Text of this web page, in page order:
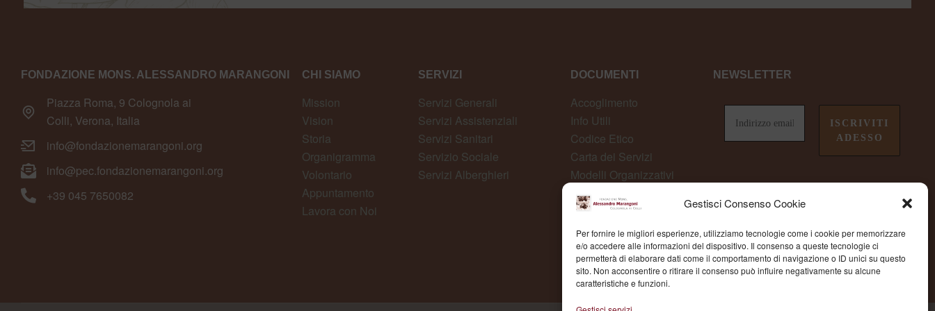
Gestisci Consenso Cookie
Per fornire le migliori esperienze, utilizziamo tecnologie come i cookie per memorizzare
e/o accedere alle informazioni del dispositivo. Il consenso a queste tecnologie ci
permetterà di elaborare dati come il comportamento di navigazione o ID unici su questo
sito. Non acconsentire o ritirare il consenso può influire negativamente su alcune
caratteristiche e funzioni.
FONDAZIONE MONS. ALESSANDRO MARANGONI
Piazza Roma, 9 Colognola ai
Colli, Verona, Italia
info@fondazionemarangoni.org
info@pec.fondazionemarangoni.org
+39 045 7650082
CHI SIAMO
Mission
Vision
Storia
Organigramma
Volontario
Appuntamento
Lavora con Noi
SERVIZI
Servizi Generali
Servizi Assistenziali
Servizi Sanitari
Servizio Sociale
Servizi Alberghieri
DOCUMENTI
Accoglimento
Info Utili
Codice Etico
Carta dei Servizi
Modelli Organizzativi
Whistleblowing
NEWSLETTER
non perderti le ultime novità da